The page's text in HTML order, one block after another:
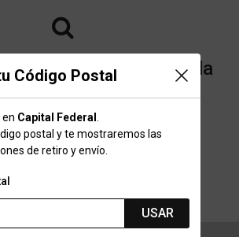
Código Postal
Capital Federal
postal y te mostraremos las
de retiro y envío.
USAR
resultados para la
"Shot Contester" que
buscaste.
a la página de inicio